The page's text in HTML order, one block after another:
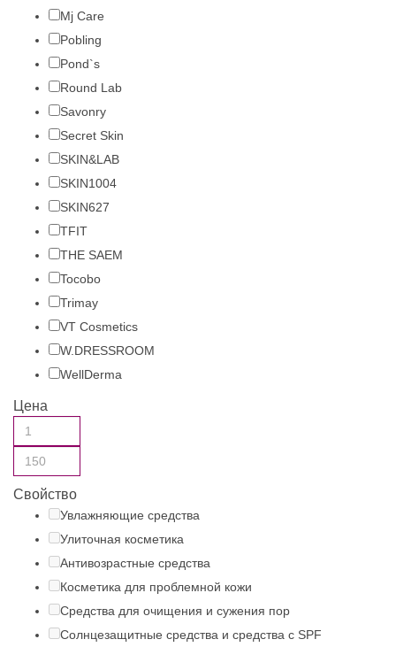
Mj Care
Pobling
Pond`s
Round Lab
Savonry
Secret Skin
SKIN&LAB
SKIN1004
SKIN627
TFIT
THE SAEM
Tocobo
Trimay
VT Cosmetics
W.DRESSROOM
WellDerma
Цена
Свойство
Увлажняющие средства
Улиточная косметика
Антивозрастные средства
Косметика для проблемной кожи
Средства для очищения и сужения пор
Солнцезащитные средства и средства с SPF